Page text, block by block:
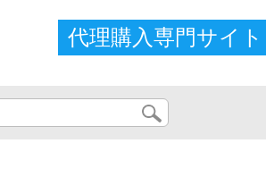
代理購入専門サイト